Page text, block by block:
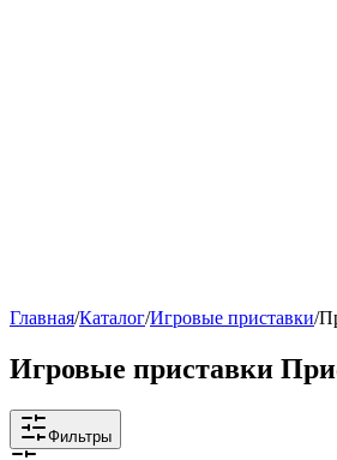
Главная/Каталог/Игровые приставки/
Игровые приставки
Фильтры